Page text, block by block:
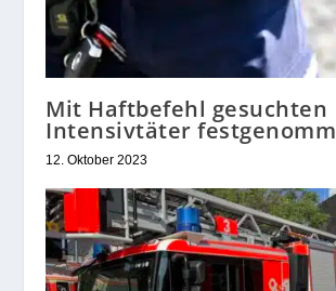
Mit Haftbefehl gesuchten
Intensivtäter
12. Oktober 2023